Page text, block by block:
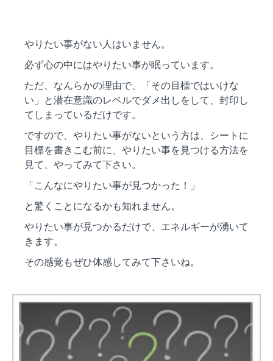
やりたい事がない人はいません。
必ず心の中にはやりたい事が眠っています。
ただ、なんらかの理由で、「その目標ではいけな
い」と潜在意識のレベルでダメ出しをして、封印し
てしまっているだけです。
ですので、やりたい事がないという方は、シートに
目標を書きこむ前に、やりたい事を見つける方法を
見て、やってみて下さい。
「こんなにやりたい事が見つかった！」
と驚くことになるかも知れません。
やりたい事が見つかるだけで、エネルギーが湧いて
きます。
その感覚もぜひ体感してみて下さいね。